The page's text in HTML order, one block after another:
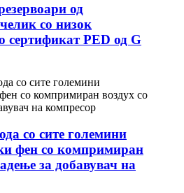
од
со низок
сертификат PED од G
со сите големини
фен со компримиран
за добавувач на